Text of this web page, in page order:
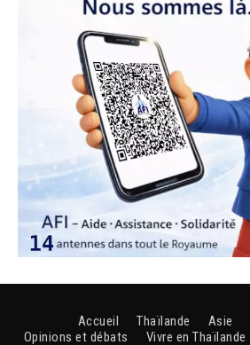
Accueil Thaïlande Asie
Opinions et débats
Vivre en Thaïlande